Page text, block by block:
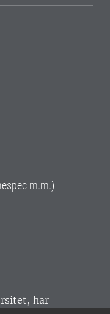
m.m.)
har